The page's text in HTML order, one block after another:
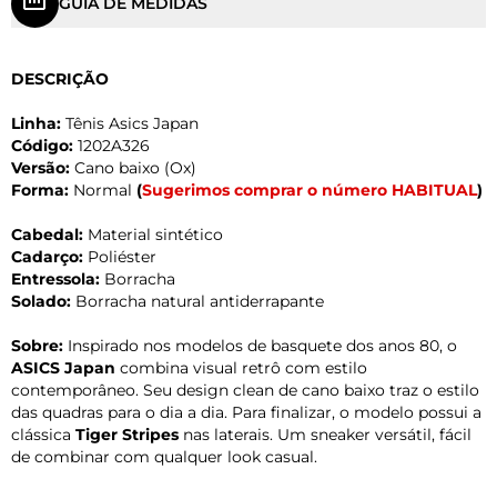
DESCRIÇÃO
Linha: Tênis Asics Japan
Código: 1202A326
Versão: Cano baixo (Ox)
Forma: Normal (Sugerimos comprar o número HABITUAL)
Cabedal: Material sintético
Cadarço: Poliéster
Entressola: Borracha
Solado: Borracha natural antiderrapante
Sobre: Inspirado nos modelos de basquete dos anos 80, o
ASICS Japan combina visual retrô com estilo
contemporâneo. Seu design clean de cano baixo traz o estilo
das quadras para o dia a dia. Para finalizar, o modelo possui a
clássica Tiger Stripes nas laterais. Um sneaker versátil, fácil
de combinar com qualquer look casual.